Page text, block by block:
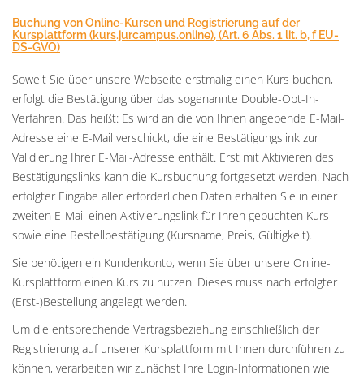
Buchung von Online-Kursen und Registrierung auf der
Kursplattform (kurs.jurcampus.online), (Art. 6 Abs. 1 lit. b, f EU-
DS-GVO)
Soweit Sie über unsere Webseite erstmalig einen Kurs buchen,
erfolgt die Bestätigung über das sogenannte Double-Opt-In-
Verfahren. Das heißt: Es wird an die von Ihnen angebende E-Mail-
Adresse eine E-Mail verschickt, die eine Bestätigungslink zur
Validierung Ihrer E-Mail-Adresse enthält. Erst mit Aktivieren des
Bestätigungslinks kann die Kursbuchung fortgesetzt werden. Nach
erfolgter Eingabe aller erforderlichen Daten erhalten Sie in einer
zweiten E-Mail einen Aktivierungslink für Ihren gebuchten Kurs
sowie eine Bestellbestätigung (Kursname, Preis, Gültigkeit).
Sie benötigen ein Kundenkonto, wenn Sie über unsere Online-
Kursplattform einen Kurs zu nutzen. Dieses muss nach erfolgter
(Erst-)Bestellung angelegt werden.
Um die entsprechende Vertragsbeziehung einschließlich der
Registrierung auf unserer Kursplattform mit Ihnen durchführen zu
können, verarbeiten wir zunächst Ihre Login-Informationen wie